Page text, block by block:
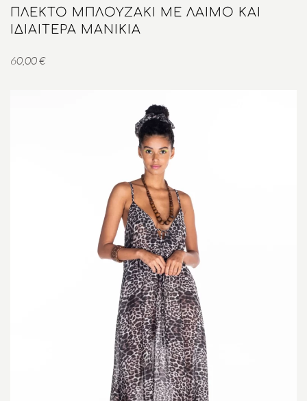
ΠΛΕΚΤΌ ΜΠΛΟΥΖΆΚΙ ΜΕ ΛΑΙΜΌ ΚΑΙ
ΙΔΙΑΊΤΕΡΑ ΜΑΝΊΚΙΑ
60,00€